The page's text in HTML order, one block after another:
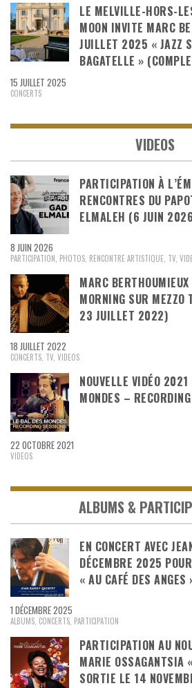
LE MELVILLE-HORS-
MOON INVITE MARC
JUILLET 2025 « JAZZ
BAGATELLE »
15 JUILLET 2025
CONCERTS
VIDEOS
PARTICIPATION À
RENCONTRES DU
ELMALEH (6 JUIN
8 JUIN 2026
PARTICIPATION PHOTOS RENCONTRE ARTISTIQUE TV
MARC
MORNING SUR MEZZO
23 JUILLET 2022)
18 JUILLET 2022
CONCERTS TV VIDEOS
NOUVELLE VIDÉO
MONDES –
22 OCTOBRE 2021
VIDEOS
ALBUMS &
EN CONCERT AVEC
DÉCEMBRE 2025
« AU CAFÉ DES ANGES
1 DÉCEMBRE 2025
ALBUMS CONCERTS PARTICIPATION
PARTICIPATION AU
MARIE OSSAGANTSIA
SORTIE LE 14